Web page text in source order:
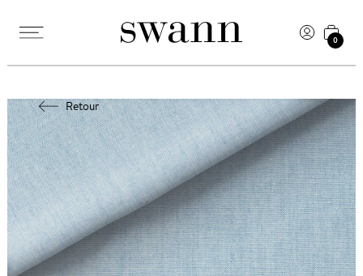
0
Retour